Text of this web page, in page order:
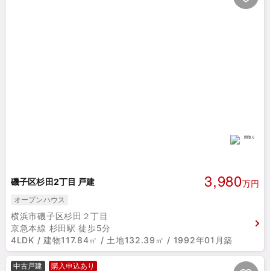
磯子区杉田2丁目 戸建 3,980万円
オープンハウス
横浜市磯子区杉田２丁目
京急本線 杉田駅 徒歩5分
4LDK / 建物117.84㎡ / 土地132.39㎡ / 1992年01月築
中古戸建 購入申込あり